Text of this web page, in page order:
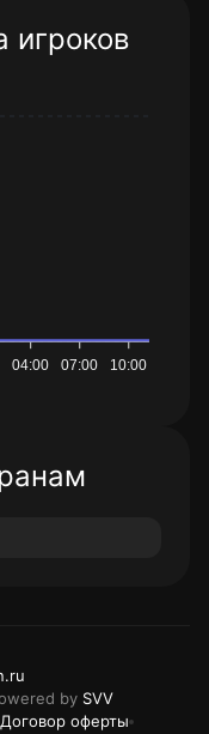
игроков
04:00 07:00 10:00
Договор оферты
by SVV